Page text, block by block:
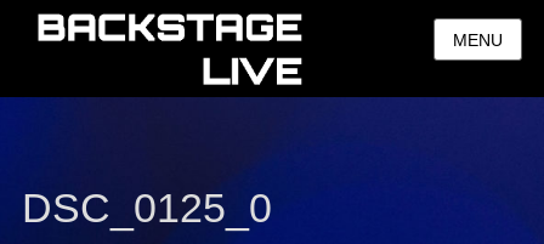
MENU
DSC_0125_0